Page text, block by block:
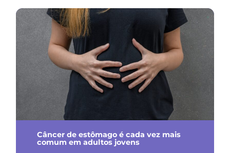
Câncer de estômago é cada vez mais
comum em adultos jovens